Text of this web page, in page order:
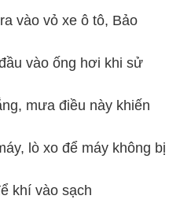
vào vỏ xe ô tô, Bảo
vào ống hơi khi sử
mưa điều này khiến
lò xo để máy không bị
khí vào sạch